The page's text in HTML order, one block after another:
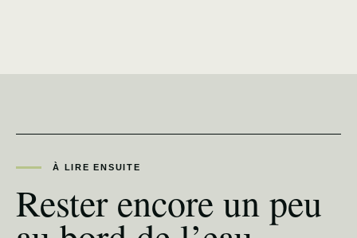
À LIRE ENSUITE
Rester encore un peu